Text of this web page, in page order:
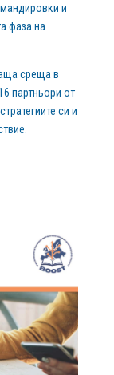
и
фаза на
среща в
партньори от
си и